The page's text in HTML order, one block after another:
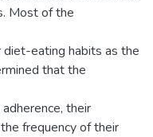
Most of the
eating habits as the
that the
their
frequency of their